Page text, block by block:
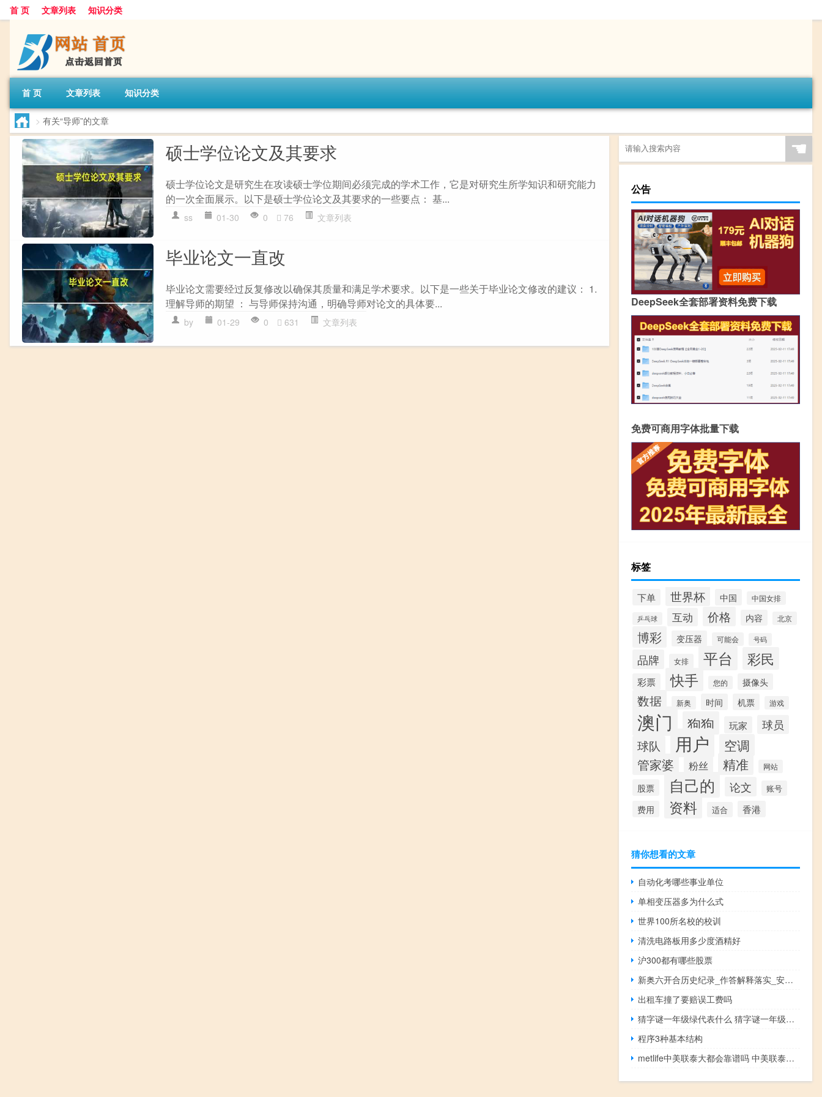
首 页 文章列表 知识分类
首 页 文章列表 知识分类
> 有关“导师”的文章
硕士学位论文及其要求
硕士学位论文是研究生在攻读硕士学位期间必须完成的学术工作，它是对研究生所学知识和研究能力
的一次全面展示。以下是硕士学位论文及其要求的一些要点： 基...
ss 01-30 0 76 文章列表
毕业论文一直改
毕业论文需要经过反复修改以确保其质量和满足学术要求。以下是一些关于毕业论文修改的建议： 1.
理解导师的期望 ： 与导师保持沟通，明确导师对论文的具体要...
by 01-29 0 631 文章列表
☚
公告
DeepSeek全套部署资料免费下载
免费可商用字体批量下载
标签
下单 世界杯 中国 中国女排
乒乓球 互动 价格 内容 北京
博彩 变压器 可能会 号码
品牌 女排 平台 彩民
彩票 快手 您的 摄像头
数据 新奥 时间 机票 游戏
澳门 狗狗 玩家 球员
球队 用户 空调
管家婆 粉丝 精准 网站
股票 自己的 论文 账号
费用 资料 适合 香港
猜你想看的文章
自动化考哪些事业单位
单相变压器多为什么式
世界100所名校的校训
清洗电路板用多少度酒精好
沪300都有哪些股票
新奥六开合历史纪录_作答解释落实_安装版v718.677
出租车撞了要赔误工费吗
猜字谜一年级绿代表什么 猜字谜一年级下册课文
程序3种基本结构
metlife中美联泰大都会靠谱吗 中美联泰大都会人寿